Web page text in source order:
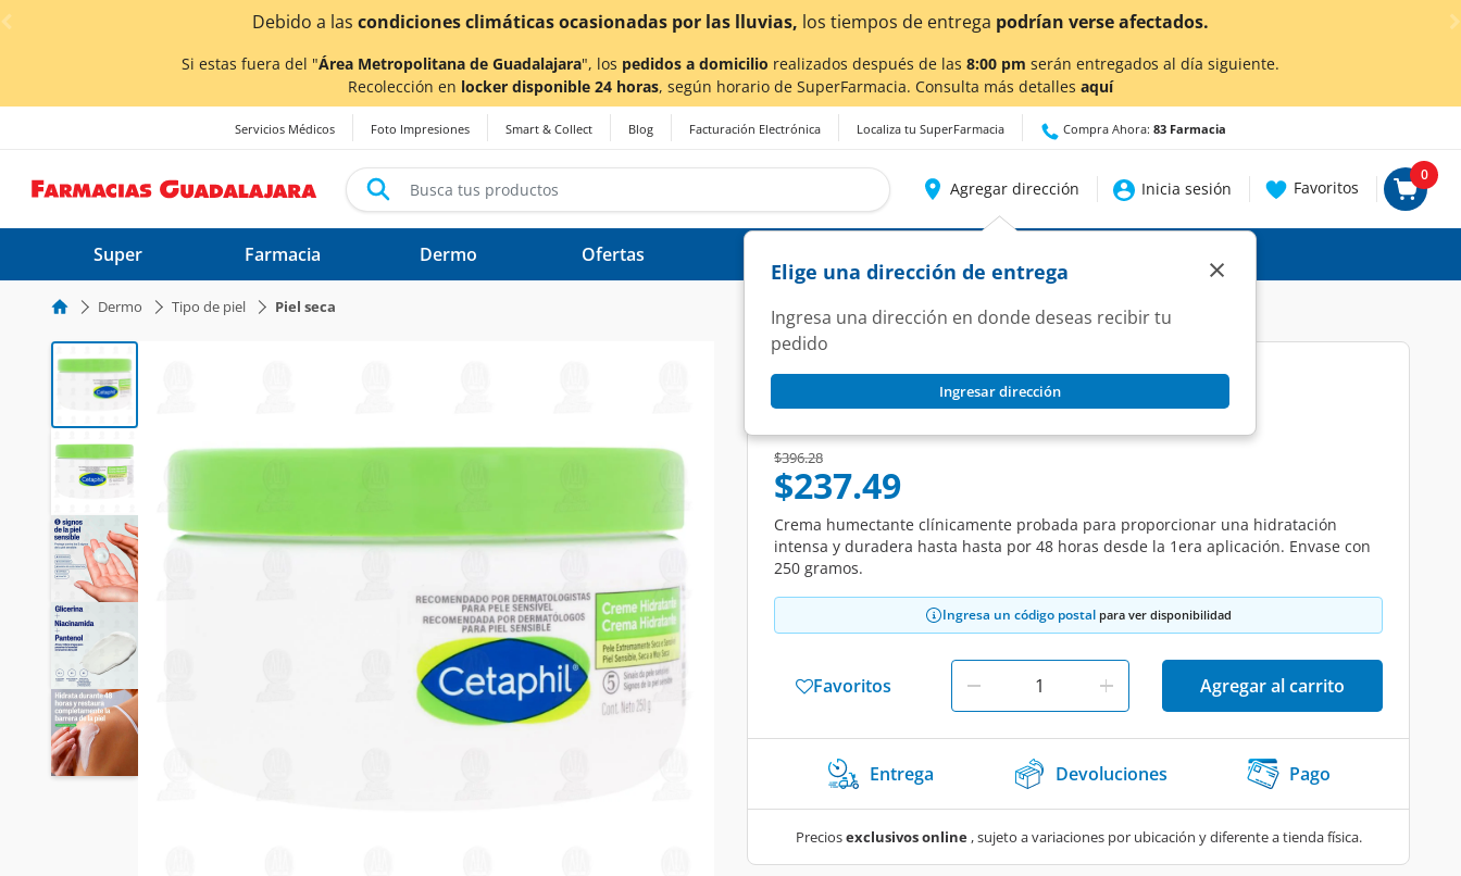
< div class="carousel-inner">condiciones climáticas ocasionadas por las lluvias,los tiempos de entregapodrían verse afectados.
Si estas fuera del "Área Metropolitana de Guadalajara", los pedidos a domicilio realizados después de las 8:00 pm serán entregados al día siguiente.
Recolección en locker disponible 24 horas, según horario de SuperFarmacia. Consulta más detalles aquí
Servicios Médicos Foto Impresiones Smart & Collect Blog Facturación Electrónica Localiza tu SuperFarmacia Compra Ahora: 83 Farmacia
Agregar dirección
Elige una dirección de entrega
Ingresa una dirección en donde deseas recibir tu
pedido
Ingresar dirección
×
Inicia sesión Favoritos
0
Super Farmacia Dermo Ofertas
Dermo Tipo de piel Piel seca
CETAPHIL
Cetaphil Crema Hidratante, 250 gr.
Price reduced from
$396.28to
$237.49
Crema humectante clínicamente probada para proporcionar una hidratación
intensa y duradera hasta hasta por 48 horas desde la 1era aplicación. Envase con
250 gramos.
Ingresa un código postal para ver disponibilidad
Favoritos Agregar al carrito
Entrega Devoluciones Pago
Preciosexclusivos online, sujeto a variaciones por ubicación y diferente a tienda física.